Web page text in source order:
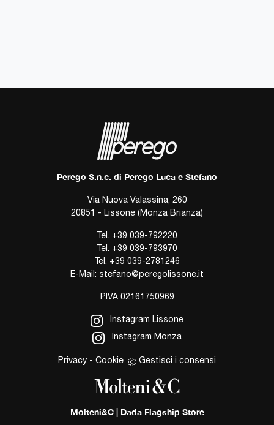
Perego S.n.c. di Perego Luca e Stefano
Via Nuova Valassina, 260
20851 - Lissone (Monza Brianza)
Tel. +39 039-792220
Tel. +39 039-793970
Tel. +39 039-2781246
E-Mail: stefano@peregolissone.it
P.IVA 02161750969
Instagram Lissone
Instagram Monza
Privacy - Cookie Gestisci i consensi
Molteni&C | Dada Flagship Store